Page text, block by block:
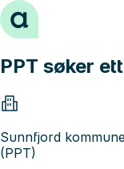
Hopp til innhold
PPT søker
Sunnfjord
(PPT)